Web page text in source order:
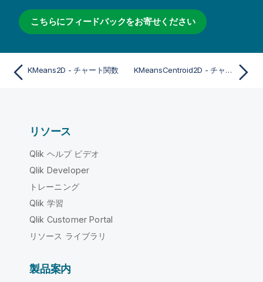
こちらにフィードバックをお寄せください
KMeans2D - チャート関数 KMeansCentroid2D - チャート関数
リソース
Qlik ヘルプ ビデオ
Qlik Developer
トレーニング
Qlik 学習
Qlik Customer Portal
リソース ライブラリ
製品案内